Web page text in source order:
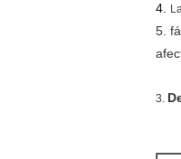
4.
5.
3.